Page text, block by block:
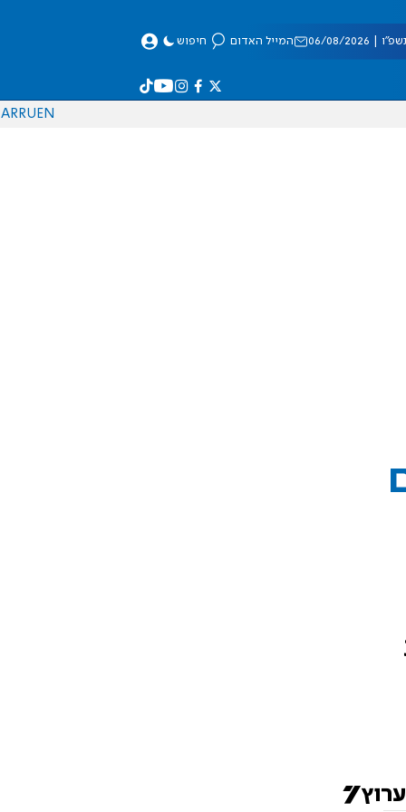
08/2026 המייל האדום חיפוש
EN
RU
AR